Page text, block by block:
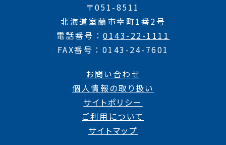
〒051-8511
北海道室蘭市幸町1番2号
電話番号
0143-22-1111
FAX番号
0143-24-7601
お問い合わせ
個人情報の取り扱い
サイトポリシー
ご利用について
サイトマップ